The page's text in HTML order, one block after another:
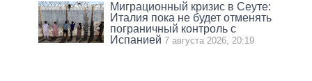
Миграционный кризис в Сеуте:
Италия пока не будет отменять
пограничный контроль с
Испанией 7 августа 2026, 20:19